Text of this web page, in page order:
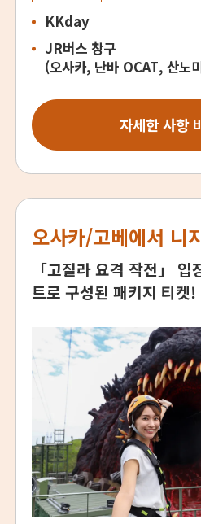
KKday
JR버스 창구
(오사카, 난바 OCAT, 산노
자세한 사항
오사카/고베에서 니
「고질라 요격 작전」
트로 구성된 패키지 티켓!